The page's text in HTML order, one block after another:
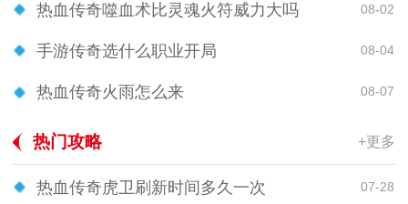
热血传奇噬血术比灵魂火符威力大吗 08-02
手游传奇选什么职业开局 08-04
热血传奇火雨怎么来 08-07
热门攻略 +更多
热血传奇虎卫刷新时间多久一次 07-28